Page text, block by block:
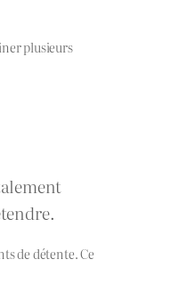
plusieurs
de détente. Ce